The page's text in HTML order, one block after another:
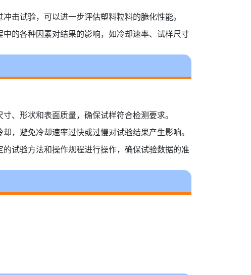
击试验，可以进一步评估塑料粒料的脆化性能。
的各种因素对结果的影响，如冷却速率、试样尺寸
、形状和表面质量，确保试样符合检测要求。
，避免冷却速率过快或过慢对试验结果产生影响。
试验方法和操作规程进行操作，确保试验数据的准